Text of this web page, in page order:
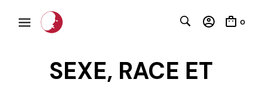
0
SEXE, RACE ET